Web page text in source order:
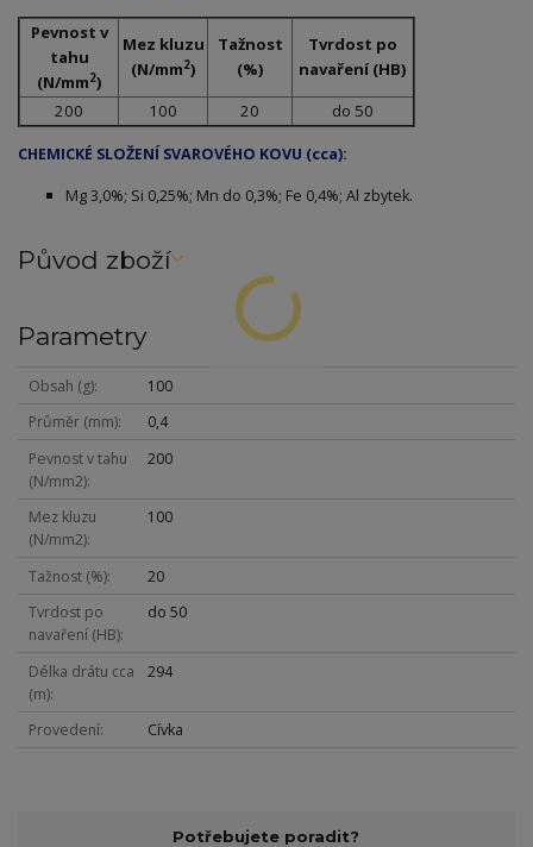
Pevnost v
tahu
(N/mm2)
Mez kluzu
(N/mm2)
Tažnost
(%)
Tvrdost po
navaření (HB)
200
100 20 do 50
CHEMICKÉ SLOŽENÍ SVAROVÉHO KOVU (cca):
Mg 3,0%; Si 0,25%; Mn do 0,3%; Fe 0,4%; Al zbytek.
Původ zboží
Parametry
Obsah (g)
100
Průměr (mm)
0,4
Pevnost v tahu
(N/mm2)
200
Mez kluzu
(N/mm2)
100
Tažnost (%)
20
Tvrdost po
navaření (HB)
do 50
Délka drátu cca
(m)
294
Provedení Cívka
Potřebujete poradit?